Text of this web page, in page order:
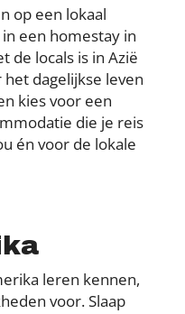
op een lokaal
een homestay in
de locals is in Azië
dagelijkse leven
kies voor een
die je reis
én voor de lokale
leren kennen,
voor. Slaap